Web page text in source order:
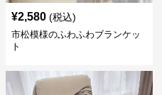
¥2,580 (税込)
市松模様のふわふわブランケッ
ト